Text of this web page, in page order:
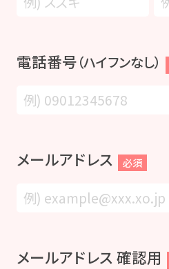
電話番号（ハイフンなし）
メールアドレス 必須
メールアドレス 確認用